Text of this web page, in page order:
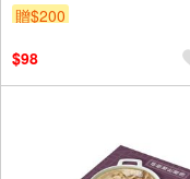
贈$200
$98